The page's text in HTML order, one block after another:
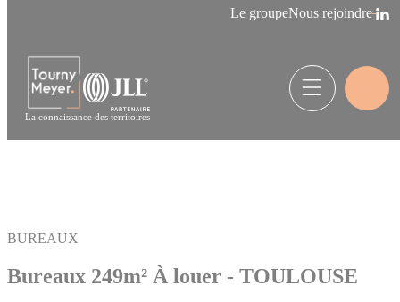
Le groupeNous rejoindre
La connaissance des territoires
BUREAUX
Bureaux 249m² À louer - TOULOUSE